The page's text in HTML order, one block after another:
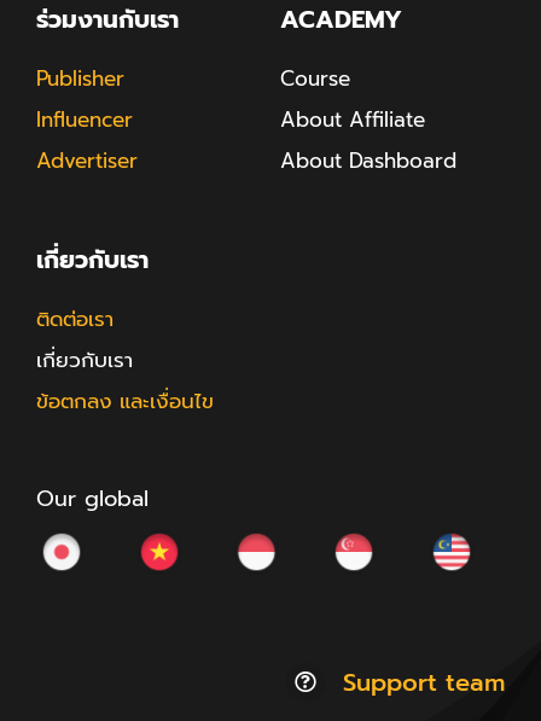
ร่วมงานกับเรา
Publisher
Influencer
Advertiser
ACADEMY
Course
About Affiliate
About Dashboard
เกี่ยวกับเรา
ติดต่อเรา
เกี่ยวกับเรา
ข้อตกลง และเงื่อนไข
Our global
Support team